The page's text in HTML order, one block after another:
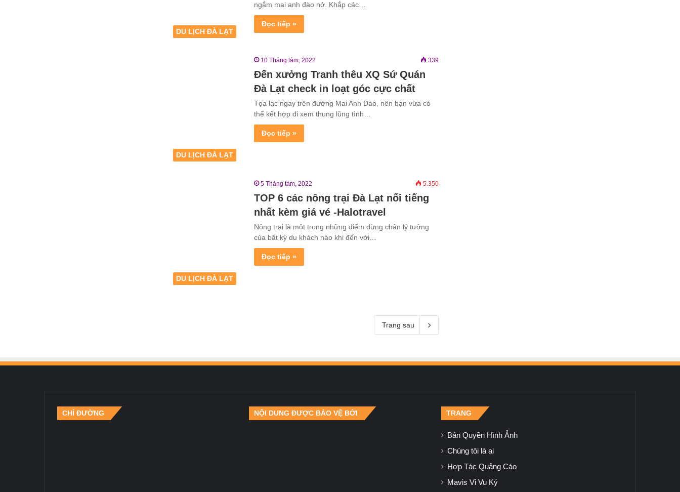
DU LỊCH ĐÀ LẠT
ngắm mai anh đào nở. Khắp các…
Đọc tiếp »
DU LỊCH ĐÀ LẠT
10 Tháng tám, 2022 339
Đến xưởng Tranh thêu XQ Sứ Quán
Đà Lạt check in loạt góc cực chất
Tọa lạc ngay trên đường Mai Anh Đào, nên bạn vừa có
thể kết hợp đi xem thung lũng tình…
Đọc tiếp »
DU LỊCH ĐÀ LẠT
5 Tháng tám, 2022 5.350
TOP 6 các nông trại Đà Lạt nổi tiếng
nhất kèm giá vé -Halotravel
Nông trại là một trong những điểm dừng chân lý tưởng
của bất kỳ du khách nào khi đến với…
Đọc tiếp »
Trang sau
CHỈ ĐƯỜNG NỘI DUNG ĐƯỢC BẢO VỆ BỞI TRANG
Bản Quyền Hình Ảnh
Chúng tôi là ai
Hợp Tác Quảng Cáo
Mavis Vi Vu Ký